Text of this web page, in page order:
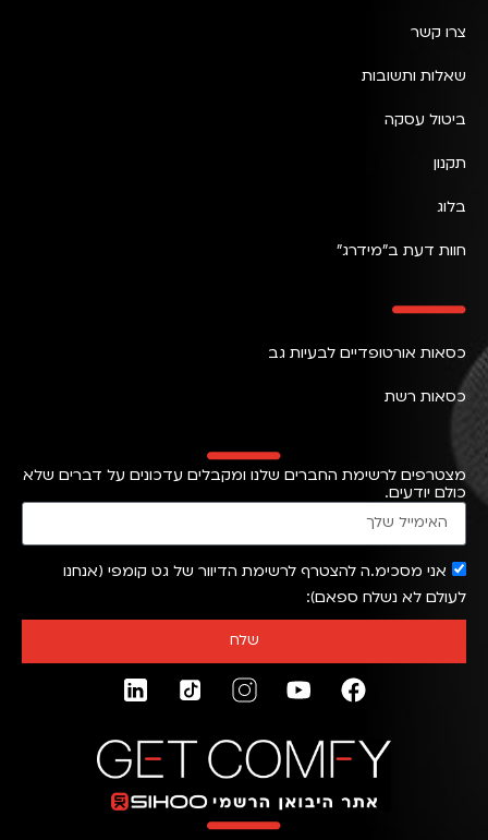
צרו קשר
שאלות ותשובות
ביטול עסקה
תקנון
בלוג
חוות דעת ב״מידרג״
כסאות אורטופדיים לבעיות גב
כסאות רשת
מצטרפים לרשימת החברים שלנו ומקבלים עדכונים על דברים שלא
כולם יודעים.
אני מסכימ.ה להצטרף לרשימת הדיוור של גט קומפי (אנחנו
לעולם לא נשלח ספאם)
שלח